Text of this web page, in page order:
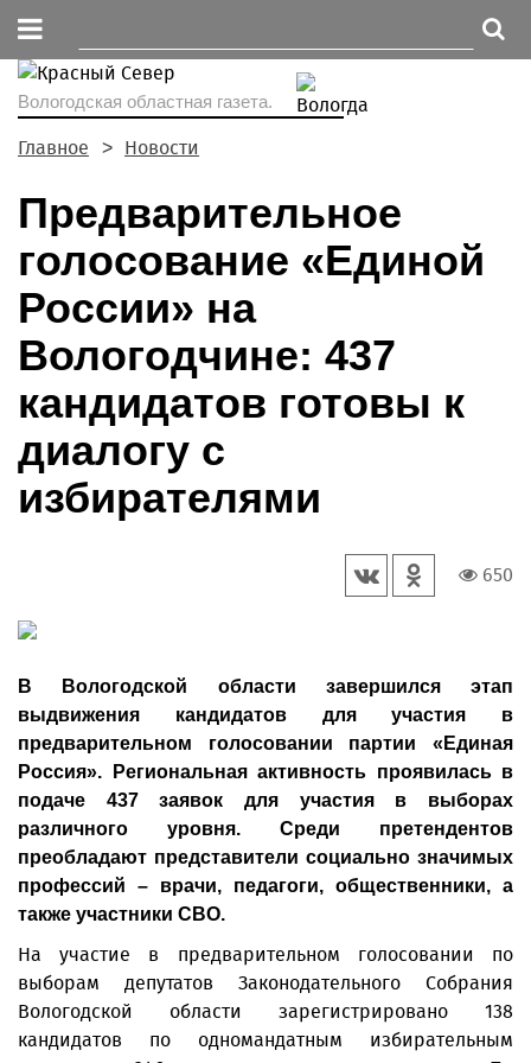
Вологодская областная газета.
Главное Новости
Предварительное
голосование «Единой
России» на
Вологодчине: 437
кандидатов готовы к
диалогу с
избирателями
650
В Вологодской области завершился этап
выдвижения кандидатов для участия в
предварительном голосовании партии «Единая
Россия». Региональная активность проявилась в
подаче 437 заявок для участия в выборах
различного уровня. Среди претендентов
преобладают представители социально значимых
профессий – врачи, педагоги, общественники, а
также участники СВО.
На участие в предварительном голосовании по
выборам депутатов Законодательного Собрания
Вологодской области зарегистрировано 138
кандидатов по одномандатным избирательным